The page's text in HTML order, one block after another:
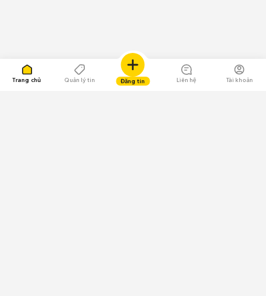
Trang chủ Quản lý tin Đăng tin Liên hệ Tài khoản